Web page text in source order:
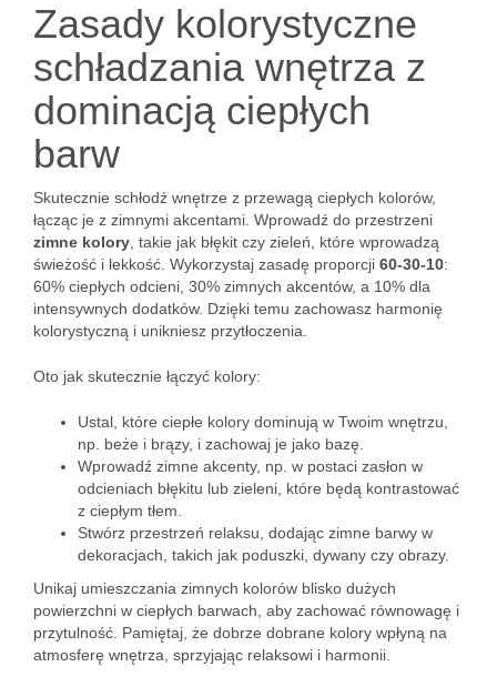
Zasady kolorystyczne
schładzania wnętrza z
dominacją ciepłych
barw
Skutecznie schłodź wnętrze z przewagą ciepłych kolorów,
łącząc je z zimnymi akcentami. Wprowadź do przestrzeni
zimne kolory , takie jak błękit czy zieleń, które wprowadzą
świeżość i lekkość. Wykorzystaj zasadę proporcji 60-30-10:
60% ciepłych odcieni, 30% zimnych akcentów, a 10% dla
intensywnych dodatków. Dzięki temu zachowasz harmonię
kolorystyczną i unikniesz przytłoczenia.
Oto jak skutecznie łączyć kolory:
Ustal, które ciepłe kolory dominują w Twoim wnętrzu,
np. beże i brązy, i zachowaj je jako bazę.
Wprowadź zimne akcenty, np. w postaci zasłon w
odcieniach błękitu lub zieleni, które będą kontrastować
z ciepłym tłem.
Stwórz przestrzeń relaksu, dodając zimne barwy w
dekoracjach, takich jak poduszki, dywany czy obrazy.
Unikaj umieszczania zimnych kolorów blisko dużych
powierzchni w ciepłych barwach, aby zachować równowagę i
przytulność. Pamiętaj, że dobrze dobrane kolory wpłyną na
atmosferę wnętrza, sprzyjając relaksowi i harmonii.